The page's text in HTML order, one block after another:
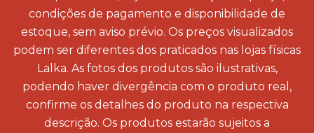
condições de pagamento e disponibilidade de
estoque, sem aviso prévio. Os preços visualizados
podem ser diferentes dos praticados nas lojas físicas
Lalka. As fotos dos produtos são ilustrativas,
podendo haver divergência com o produto real,
confirme os detalhes do produto na respectiva
descrição. Os produtos estarão sujeitos a